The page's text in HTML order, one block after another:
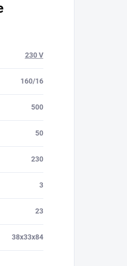
230 V
160/16
500
50
230
3
23
38x33x84